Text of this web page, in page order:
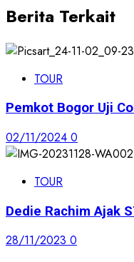
Berita Terkait
TOUR
Pemkot Bogor Uji
02/11/2024 0
TOUR
Dedie Rachim Ajak
28/11/2023 0